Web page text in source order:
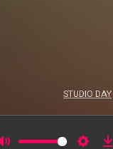
STUDIO DAY